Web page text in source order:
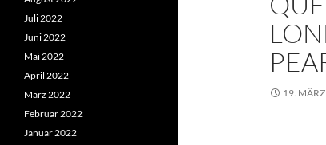
19.
Juli 2022
Juni 2022
Mai 2022
April 2022
März 2022
Februar 2022
Januar 2022